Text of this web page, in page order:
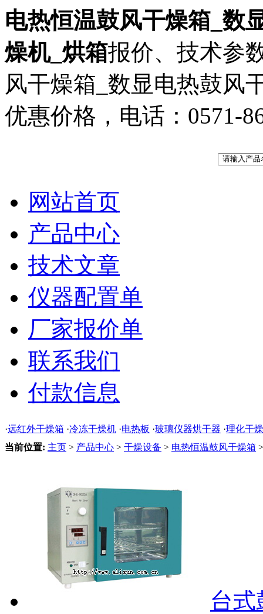
电热恒温鼓风干燥箱_数
燥机_烘箱报价、技术参
风干燥箱_数显电热鼓风
优惠价格，电话：0571-
网站首页
产品中心
技术文章
仪器配置单
厂家报价单
联系我们
付款信息
·远红外干燥箱 ·冷冻干燥机 ·电热板 ·玻璃仪器烘干器 ·理化干
当前位置: 主页 > 产品中心 > 干燥设备 > 电热恒温鼓风干燥箱 >
台式